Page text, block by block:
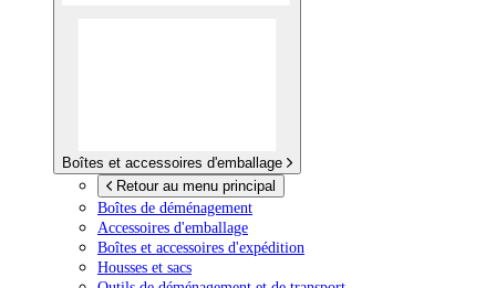
Boîtes et accessoires d'emballage
Retour au menu principal
Boîtes de déménagement
Accessoires d'emballage
Boîtes et accessoires d'expédition
Housses et sacs